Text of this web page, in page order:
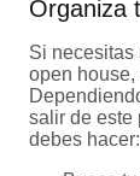
Organiza
Si necesitas
open
salir de este
debes hacer: